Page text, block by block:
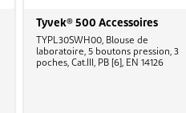
Tyvek® 500 Accessoires
TYPL30SWH00, Blouse de
laboratoire, 5 boutons pression, 3
poches, Cat.III, PB [6], EN 14126